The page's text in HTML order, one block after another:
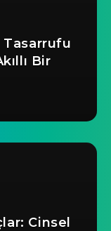
Tasarrufu
Bir
Cinsel